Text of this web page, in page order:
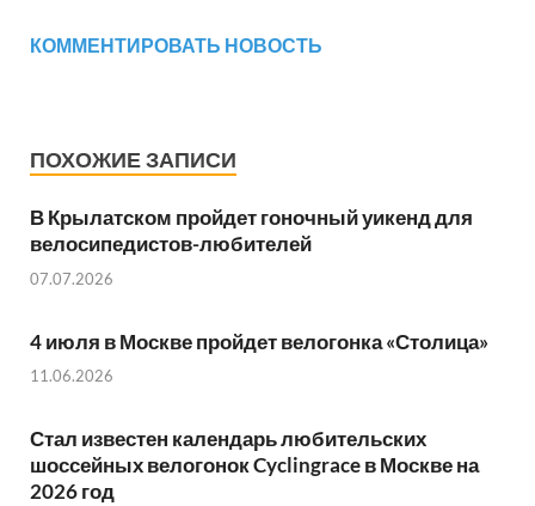
КОММЕНТИРОВАТЬ НОВОСТЬ
ПОХОЖИЕ ЗАПИСИ
В Крылатском пройдет гоночный уикенд для
велосипедистов-любителей
07.07.2026
4 июля в Москве пройдет велогонка «Столица»
11.06.2026
Стал известен календарь любительских
шоссейных велогонок Cyclingrace в Москве на
2026 год